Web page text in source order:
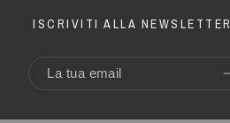
ISCRIVITI ALLA NEWSLETTER